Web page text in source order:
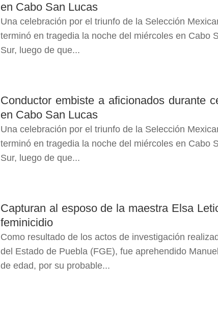
en Cabo San Lucas
Una celebración por el triunfo de la Selección
terminó en tragedia la noche del miércoles en Cabo
Sur, luego de que...
Conductor embiste a aficionados durante
en Cabo San Lucas
Una celebración por el triunfo de la Selección
terminó en tragedia la noche del miércoles en Cabo
Sur, luego de que...
Capturan al esposo de la maestra Elsa
feminicidio
Como resultado de los actos de investigación
del Estado de Puebla (FGE), fue aprehendido
de edad, por su probable...